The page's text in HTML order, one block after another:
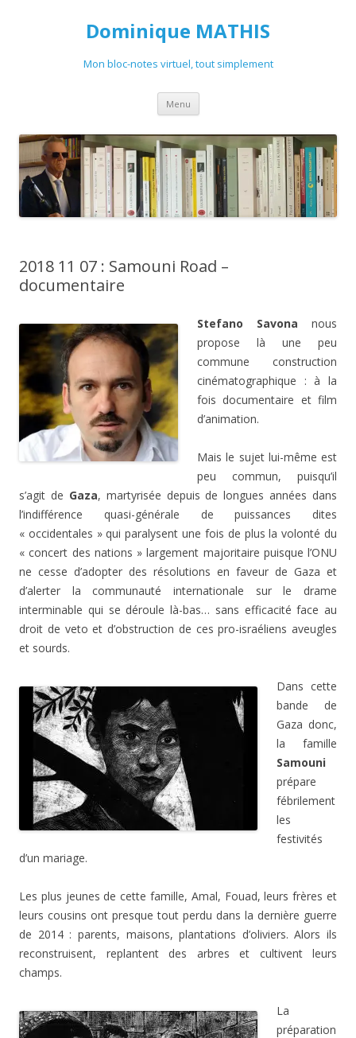
Dominique MATHIS
Mon bloc-notes virtuel, tout simplement
Menu Aller
contenu
2018 11 07 : Samouni Road –
documentaire
Stefano Savona nous
propose là une peu
commune construction
cinématographique : à la
fois documentaire et film
d’animation.
Mais le sujet lui-même est
peu commun, puisqu’il
s’agit de Gaza, martyrisée depuis de longues années dans
l’indifférence quasi-générale de puissances dites
« occidentales » qui paralysent une fois de plus la volonté du
« concert des nations » largement majoritaire puisque l’ONU
ne cesse d’adopter des résolutions en faveur de Gaza et
d’alerter la communauté internationale sur le drame
interminable qui se déroule là-bas… sans efficacité face au
droit de veto et d’obstruction de ces pro-israéliens aveugles
et sourds.
Dans cette
bande de
Gaza donc,
la famille
Samouni
prépare
fébrilement
les
festivités
d’un mariage.
Les plus jeunes de cette famille, Amal, Fouad, leurs frères et
leurs cousins ont presque tout perdu dans la dernière guerre
de 2014 : parents, maisons, plantations d’oliviers. Alors ils
reconstruisent, replantent des arbres et cultivent leurs
champs.
La
préparation